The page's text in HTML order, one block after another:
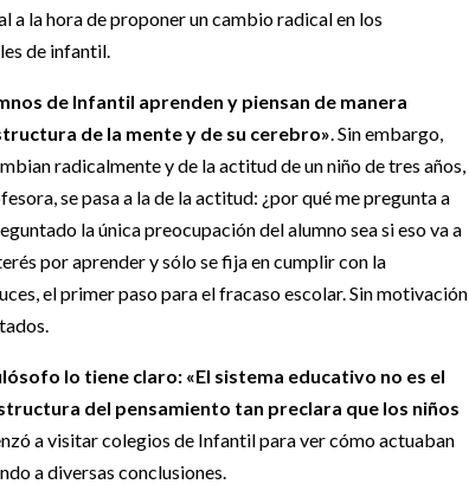
a la hora de proponer un cambio radical en los
de infantil.
de Infantil aprenden y piensan de manera
de la mente y de su cerebro». Sin embargo,
radicalmente y de la actitud de un niño de tres años,
se pasa a la de la actitud: ¿por qué me pregunta a
la única preocupación del alumno sea si eso va a
por aprender y sólo se fija en cumplir con la
el primer paso para el fracaso escolar. Sin motivación
lo tiene claro: «El sistema educativo no es el
del pensamiento tan preclara que los niños
a visitar colegios de Infantil para ver cómo actuaban
a diversas conclusiones.